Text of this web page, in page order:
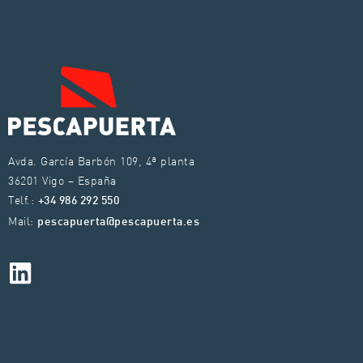
Avda. García Barbón 109, 4ª planta
36201 Vigo – España
Telf.: +34 986 292 550
Mail: pescapuerta@pescapuerta.es